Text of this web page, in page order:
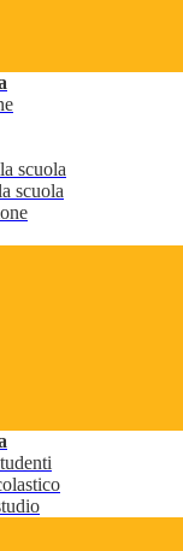
scuola
scuola